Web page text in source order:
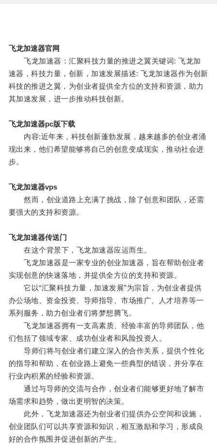
飞龙加速器官网
飞龙加速器：汇聚科技力量的推进之翼关键词: 飞龙加
速器，科技力量，创新，加速发展描述: 飞龙加速器作为创新
科技的推进之翼，为创业者提供全方位的支持和资源，助力
其加速发展，进一步推动科技创新。
飞龙加速器pc版下载
内容:近年来，科技创新蓬勃发展，越来越多的创业者涌
现出来，他们希望能够将自己的创意变成现实，推动社会进
步。
飞龙加速器vps
然而，创业道路上充满了挑战，除了创意和团队，还需
要强大的支持和资源。
飞龙加速器传送门
在这个背景下，飞龙加速器应运而生。
飞龙加速器是一家专业的创业加速器，旨在帮助创业者
实现创意的快速落地，并提供全方位的支持和资源。
它以“汇聚科技力量，加速发展”为宗旨，为创业者提供
办公场地、资金投资、导师指导、市场推广、人才培养等一
系列服务，助力创业者们将梦想腾飞。
飞龙加速器拥有一支高素质、经验丰富的导师团队，他
们包括了领域专家、成功创业者和风险投资人。
导师们将与创业者们建立深入的合作关系，提供个性化
的指导和帮助，在创业路上避免一些典型的错误，并分享在
行业内积累的经验和资源。
通过与导师的交流与合作，创业者们能够更好地了解市
场需求和趋势，做出更明智的决策。
此外，飞龙加速器还为创业者们提供办公空间和设施，
创业团队们可以共享资源和知识，相互激励和学习，形成良
好的合作氛围并促进创新的产生。